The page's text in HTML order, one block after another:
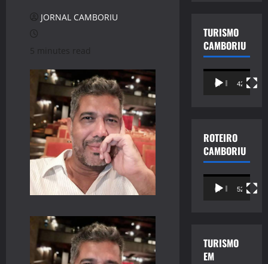
JORNAL CAMBORIU
5 minutes read
TURISMO
CAMBORIU
Tocador
00:00 42:49
ROTEIRO
CAMBORIU
Tocador
00:00 52:25
TURISMO
EM